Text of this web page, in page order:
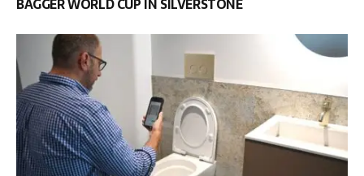
BAGGER WORLD CUP IN SILVERSTONE